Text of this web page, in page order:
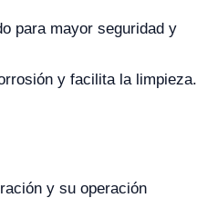
para mayor seguridad y
y facilita la limpieza.
y su operación